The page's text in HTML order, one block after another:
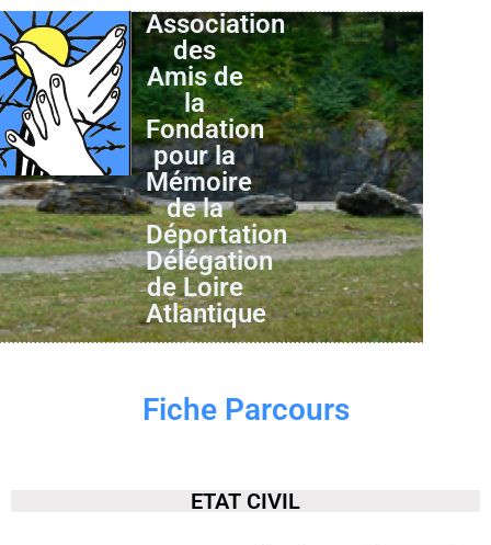
Association
des
Amis de
la
Fondation
pour la
Mémoire
de la
Déportation
Délégation
de Loire
Atlantique
Fiche Parcours
ETAT CIVIL